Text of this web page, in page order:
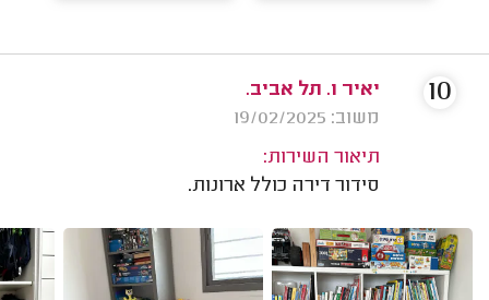
יאיר ו. תל אביב.
משוב: 19/02/2025
תיאור השירות:
סידור דירה כולל ארונות.
10